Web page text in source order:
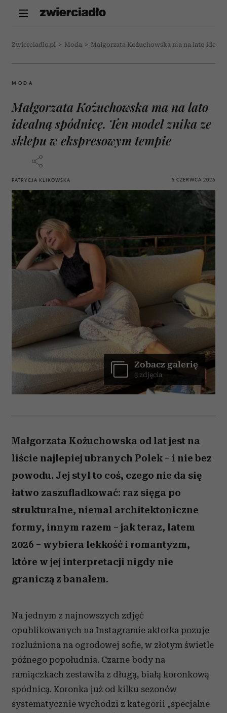
Zwierciadlo.pl > Moda > Małgorzata Kożuchowska ma na lato
MODA
Małgorzata Kożuchowska ma na lato
idealną spódnicę. Ten model znika ze
sklepu w ekspresowym tempie
PATRYCJA KLIKOWSKA 5 CZERWCA 2026
Zobacz galerię
3 zdjęcia
Małgorzata Kożuchowska od lat jest na
liście najlepiej ubranych Polek – i nie bez
powodu. Jej styl to coś, czego nie da się
łatwo zaszufladkować: raz sięga po
strukturalne, niemal architektoniczne
formy, innym razem – jak teraz, latem
2026 – wybiera lekkość i romantyzm,
które w jej interpretacji nigdy nie
graniczą z banałem.
Na jednym z najnowszych zdjęć
opublikowanych na Instagramie aktorka pozuje
rozluźniona na ogrodowej sofie, w złotym świetle
późnego popołudnia. Czarne body na
ramiączkach zestawiła z długą, białą koronkową
spódnicą. Koronka już od kilku sezonów
systematycznie wychodzi z kategorii „specjalne